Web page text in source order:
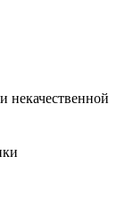
некачественной